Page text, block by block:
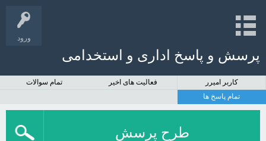
ورود
پرسش و پاسخ اداری و استخدامی
کاربر امیرر فعالیت های اخیر
تمام سوالات
تمام پاسخ ها
طرح پرسش